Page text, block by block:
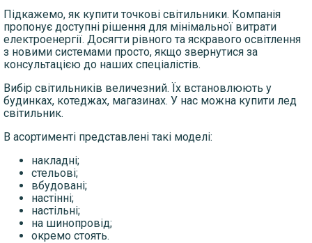
Підкажемо, як купити точкові світильники. Компанія
пропонує доступні рішення для мінімальної витрати
електроенергії. Досягти рівного та яскравого освітлення
з новими системами просто, якщо звернутися за
консультацією до наших спеціалістів.
Вибір світильників величезний. Їх встановлюють у
будинках, котеджах, магазинах. У нас можна купити лед
світильник.
В асортименті представлені такі моделі:
накладні;
стельові;
вбудовані;
настінні;
настільні;
на шинопровід;
окремо стоять.